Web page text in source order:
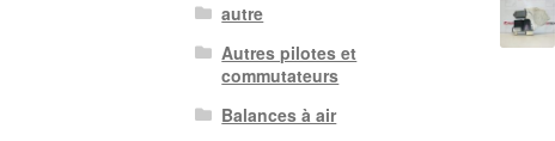
autre
Autres pilotes et
commutateurs
Balances à air